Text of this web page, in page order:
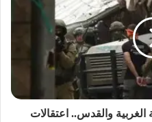
والقدس.. اعتقالات